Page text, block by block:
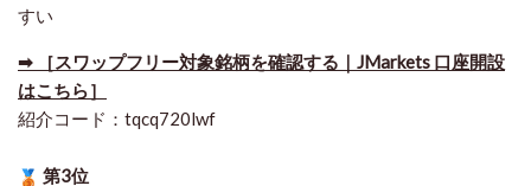
すい
➡ ［スワップフリー対象銘柄を確認する｜JMarkets 口座開設
はこちら］
紹介コード：tqcq720lwf
第3位